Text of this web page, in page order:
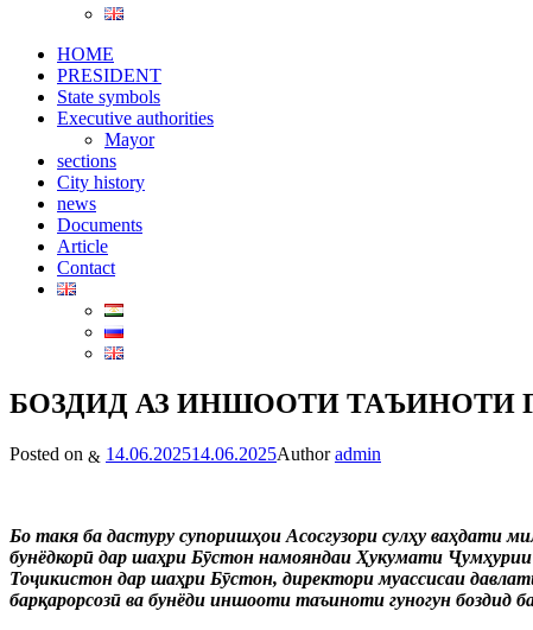
HOME
PRESIDENT
State symbols
Executive authorities
Mayor
sections
City ​​history
news
Documents
Article
Contact
БОЗДИД АЗ ИНШООТИ ТАЪИНОТИ
Posted on 14.06.202514.06.2025Author admin
Бо такя ба дастуру супоришҳои Асосгузори сулҳу
бунёдкорӣ дар шаҳри Бӯстон намояндаи Ҳукумати
Тоҷикистон дар шаҳри Бӯстон, директори муассисаи
барқарорсозӣ ва бунёди иншооти таъиноти гуногун боздид